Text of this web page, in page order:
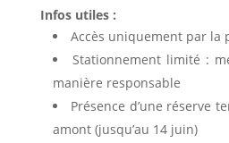
Infos utiles :
Accès uniquement par la
Stationnement limité :
manière responsable
Présence d’une réserve
amont (jusqu’au 14 juin)